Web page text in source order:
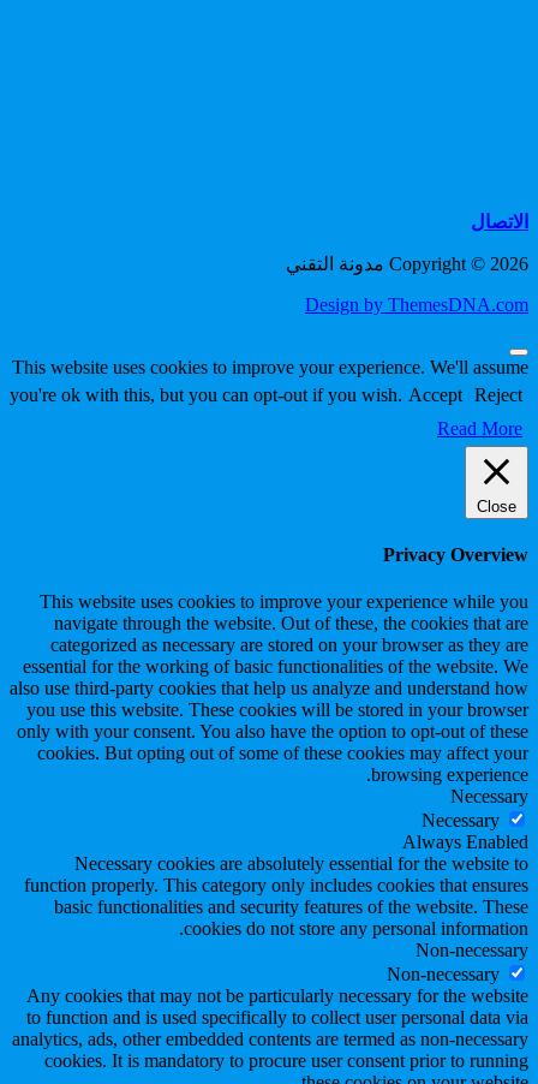
الاتصال
Copyright © 2026 مدونة التقني
Design by ThemesDNA.com
Scroll
to
Top
This website uses cookies to improve your experience. We'll assume
you're ok with this, but you can opt-out if you wish. Accept Reject
Read More
Close
Privacy Overview
This website uses cookies to improve your experience while you
navigate through the website. Out of these, the cookies that are
categorized as necessary are stored on your browser as they are
essential for the working of basic functionalities of the website. We
also use third-party cookies that help us analyze and understand how
you use this website. These cookies will be stored in your browser
only with your consent. You also have the option to opt-out of these
cookies. But opting out of some of these cookies may affect your
browsing experience.
Necessary
Necessary
Always Enabled
Necessary cookies are absolutely essential for the website to
function properly. This category only includes cookies that ensures
basic functionalities and security features of the website. These
cookies do not store any personal information.
Non-necessary
Non-necessary
Any cookies that may not be particularly necessary for the website
to function and is used specifically to collect user personal data via
analytics, ads, other embedded contents are termed as non-necessary
cookies. It is mandatory to procure user consent prior to running